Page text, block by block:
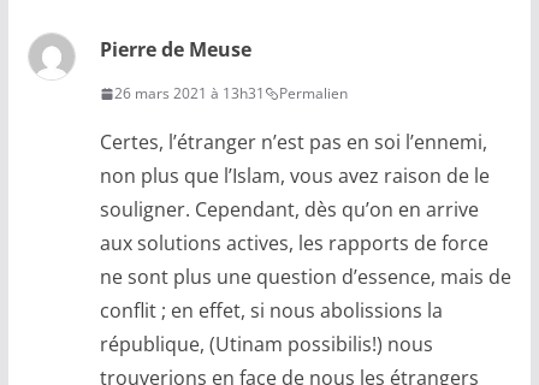
Pierre de Meuse
26 mars 2021 à 13h31 Permalien
Certes, l’étranger n’est pas en soi l’ennemi,
non plus que l’Islam, vous avez raison de le
souligner. Cependant, dès qu’on en arrive
aux solutions actives, les rapports de force
ne sont plus une question d’essence, mais de
conflit ; en effet, si nous abolissions la
république, (Utinam possibilis!) nous
trouverions en face de nous les étrangers